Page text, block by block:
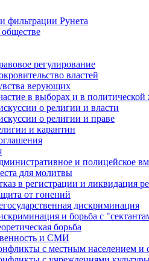
фильтрации Рунета
регулирование
властей
верующих
в выборах и в политической
о религии и власти
о религии и праве
и карантин
и полицейское
для молитвы
в регистрации и ликвидация
от гонений
дискриминация
и борьба с
борьба
и СМИ
с местным населением и